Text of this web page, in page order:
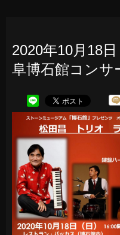
2020年10月18
阜博石館コンサ